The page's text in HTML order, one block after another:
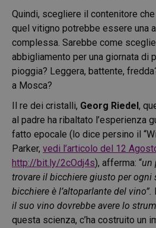
Quindi, scegliere il contenitore
quel vitigno potrebbe essere una
complessa. Sarebbe come
abbigliamento per una giornata di
pioggia? Leggera, battente,
a Mosca?
Il re dei cristalli, Georg Riedel,
al padre ha ribaltato l’esperienza
fatto epocale (lo dice persino il
Parker, vedi l’articolo del 12
http://bit.ly/2cOdj4s), afferma: “un
trovare il bicchiere giusto per ogni
bicchiere è l’altoparlante del vino”.
il suo vino dovrebbe avere lo
questa scienza, c’ha costruito un